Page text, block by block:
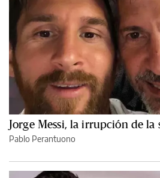
Jorge Messi, la irrupción de la
Pablo Perantuono